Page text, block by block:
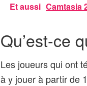
Et aussi Camtasia
Qu’est-ce
Les joueurs qui ont
à y jouer à partir de